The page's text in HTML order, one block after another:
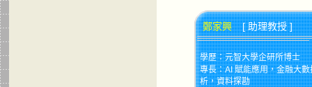
鄭家興 [ 助理教授 ]
學歷：元智大學企研所博士
專長：AI 賦能應用，金融大數
析，資料探勘